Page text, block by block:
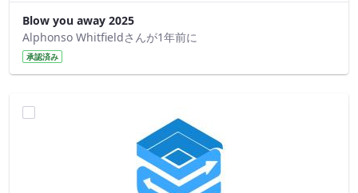
Blow you away 2025
Alphonso Whitfieldさんが1年前に
承認済み